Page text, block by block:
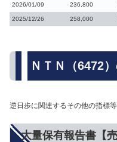
2026/01/09 236,800
2025/12/26 258,000
ＮＴＮ（6472
逆日歩に関連するその他の指標等
大量保有報告書【売